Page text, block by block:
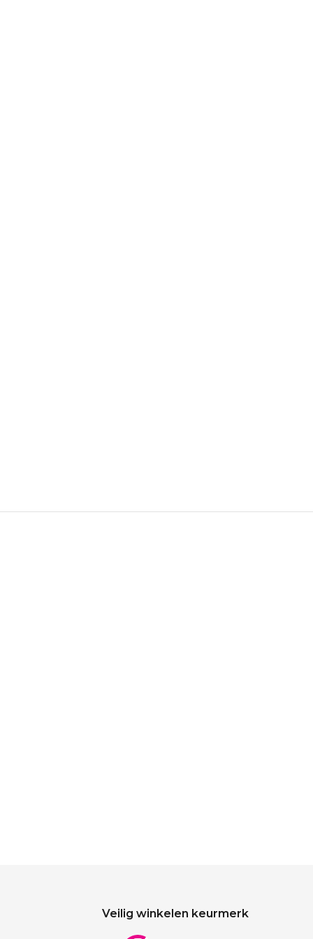
Veilig winkelen keurmerk